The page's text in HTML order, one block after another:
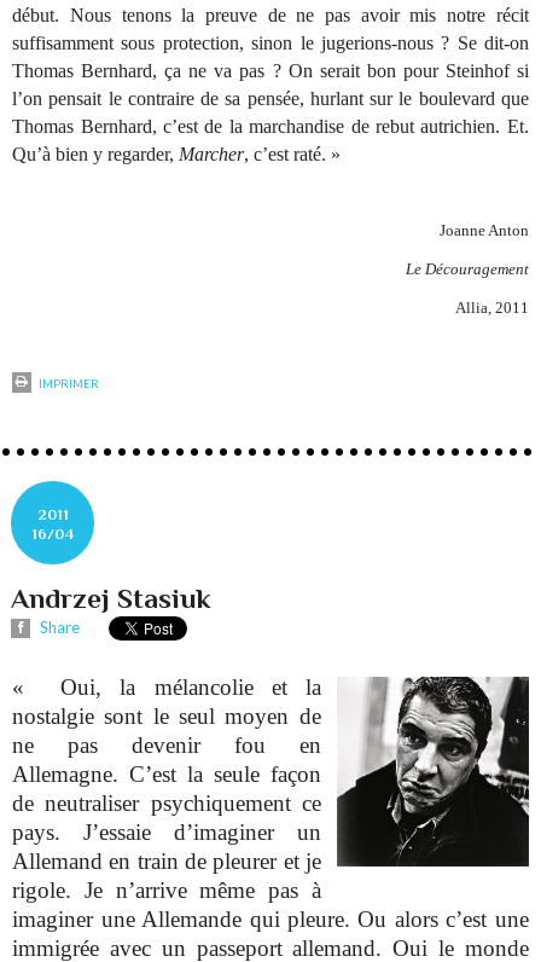
début. Nous tenons la preuve de ne pas avoir mis notre récit
suffisamment sous protection, sinon le jugerions-nous ? Se dit-on
Thomas Bernhard, ça ne va pas ? On serait bon pour Steinhof si
l’on pensait le contraire de sa pensée, hurlant sur le boulevard que
Thomas Bernhard, c’est de la marchandise de rebut autrichien. Et.
Qu’à bien y regarder, Marcher, c’est raté. »
Joanne Anton
Le Découragement
Allia, 2011
IMPRIMER
2011
16/04
Andrzej Stasiuk
Share
« Oui, la mélancolie et la
nostalgie sont le seul moyen de
ne pas devenir fou en
Allemagne. C’est la seule façon
de neutraliser psychiquement ce
pays. J’essaie d’imaginer un
Allemand en train de pleurer et je
rigole. Je n’arrive même pas à
imaginer une Allemande qui pleure. Ou alors c’est une
immigrée avec un passeport allemand. Oui le monde